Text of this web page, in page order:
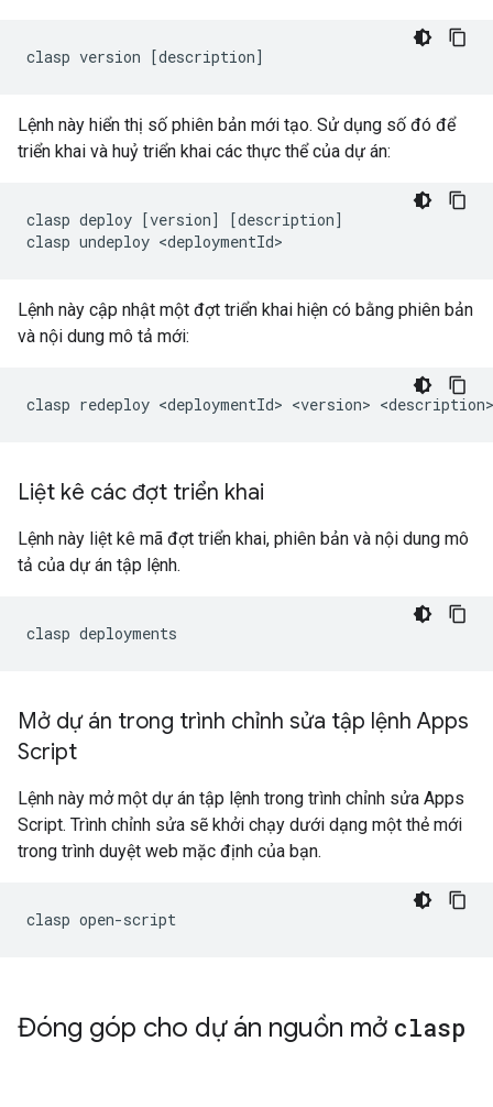
clasp version [description]
Lệnh này hiển thị số phiên bản mới tạo. Sử dụng số đó để
triển khai và huỷ triển khai các thực thể của dự án:
clasp deploy [version] [description]
clasp undeploy <deploymentId
Lệnh này cập nhật một đợt triển khai hiện có bằng phiên bản
và nội dung mô tả mới:
Liệt kê các đợt triển khai
Lệnh này liệt kê mã đợt triển khai, phiên bản và nội dung mô
tả của dự án tập lệnh.
Mở dự án trong trình chỉnh sửa tập lệnh Apps
Script
Lệnh này mở một dự án tập lệnh trong trình chỉnh sửa Apps
Script. Trình chỉnh sửa sẽ khởi chạy dưới dạng một thẻ mới
trong trình duyệt web mặc định của bạn.
Đóng góp cho dự án nguồn mở clasp